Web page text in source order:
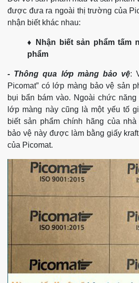
được đưa ra ngoài thị trường của
nhận biết khác nhau:
♦ Nhận biết sản phẩm tấm
phẩm
- Thông qua lớp màng bảo vệ:
Picomat” có lớp màng bảo vệ sản
bụi bẩn bám vào. Ngoài chức
lớp màng này cũng là một yếu tố
biết sản phẩm chính hãng của
bảo vệ này được làm bằng giấy
của Picomat.